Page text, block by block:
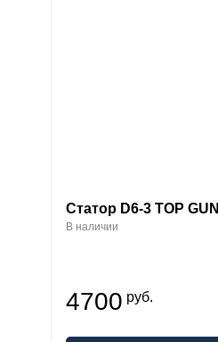
Статор D6-3 TOP GUN
В наличии
4700 руб.